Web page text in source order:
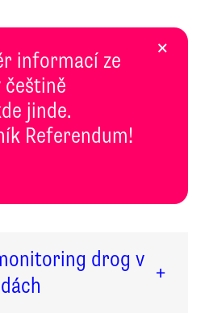
informací ze
češtině
jinde.
Referendum!
×
drog v +